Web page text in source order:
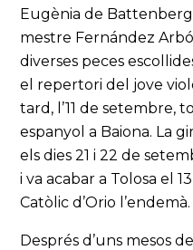
Eugènia de
mestre Fernández
diverses peces
el repertori del jove
tard, l’11 de setembre,
espanyol a Baiona. La
els dies 21 i 22 de
i va acabar a Tolosa el
Catòlic d’Orio l’endemà.
Després d’uns mesos